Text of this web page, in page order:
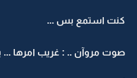
كنت استمع بس ...
صوت مروآن .. : غريب امرها ...